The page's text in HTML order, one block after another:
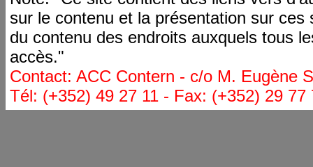
sur le contenu et la présentation sur
du contenu des endroits auxquels tous
accès."
Contact: ACC Contern - c/o M. Eugène
Tél: (+352) 49 27 11 - Fax: (+352) 29